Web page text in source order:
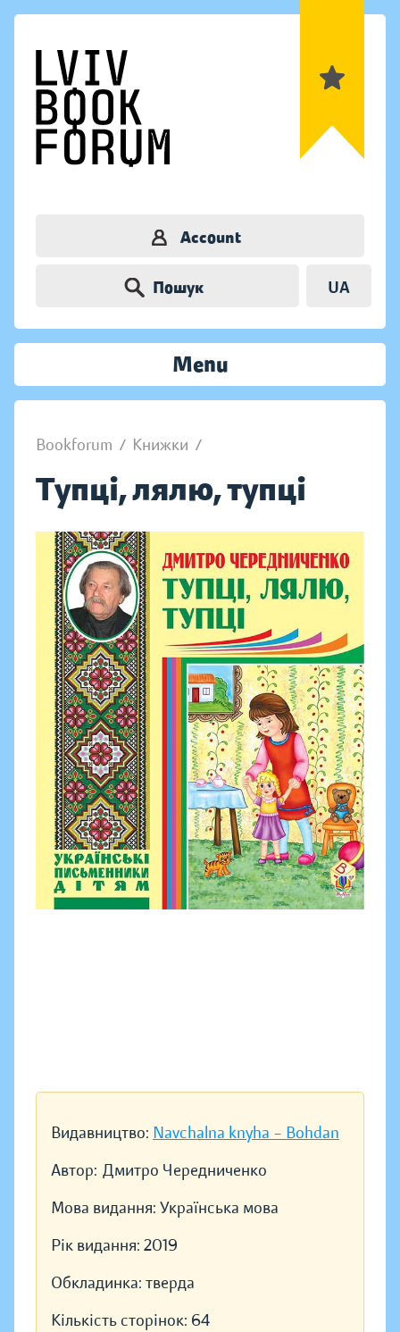
Account
Пошук UA
Menu
Bookforum / Книжки /
Тупці, лялю, тупці
Видавництво: Navchalna knyha – Bohdan
Автор: Дмитро Чередниченко
Мова видання: Українська мова
Рік видання: 2019
Обкладинка: тверда
Кількість сторінок: 64